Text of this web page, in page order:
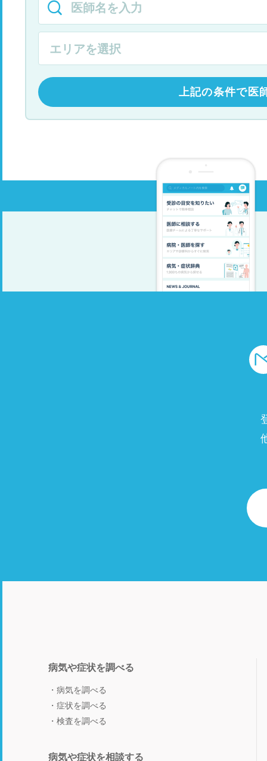
上記の条件で医
病気や症状を調べる
病気を調べる
症状を調べる
検査を調べる
病気や症状を相談する